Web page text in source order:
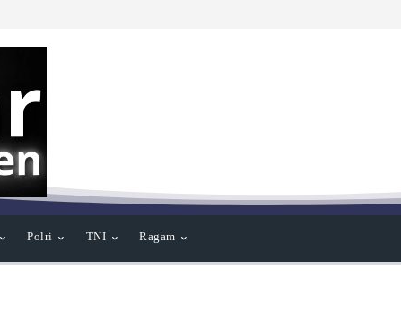
Polri TNI Ragam